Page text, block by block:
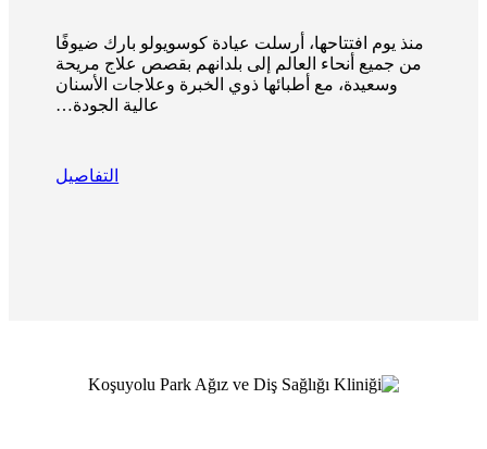
منذ يوم افتتاحها، أرسلت عيادة كوسويولو بارك ضيوفًا
من جميع أنحاء العالم إلى بلدانهم بقصص علاج مريحة
وسعيدة، مع أطبائها ذوي الخبرة وعلاجات الأسنان
عالية الجودة…
التفاصيل